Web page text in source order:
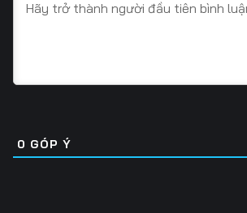
Tập 30 Tập 31
Tập 36 Tập 37
Tập 42 Tập 43
0 GÓP Ý